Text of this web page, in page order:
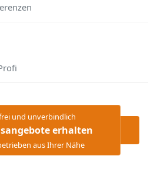
und unverbindlich
erhalten
aus Ihrer Nähe